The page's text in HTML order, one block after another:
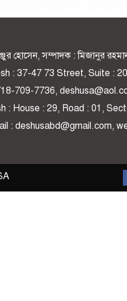
হোসেন, সম্পাদক : মিজানুর
: 37-47 73 Street, Suite :
709-7736,
: House : 29, Road : 01,
: deshusabd@gmail.com,